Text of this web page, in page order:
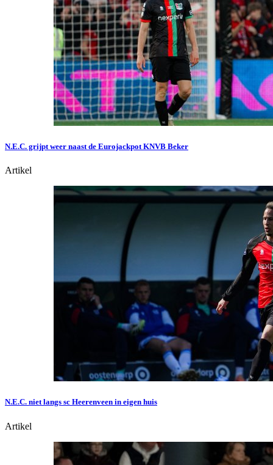
N.E.C. grijpt weer naast de Eurojackpot KNVB Beker
Artikel
N.E.C. niet langs sc Heerenveen in eigen huis
Artikel